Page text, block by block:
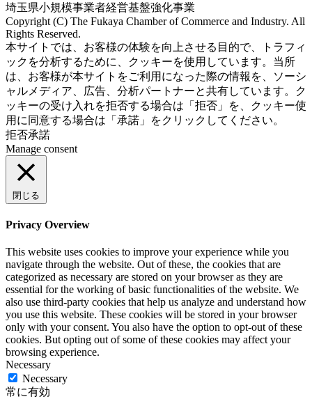
埼玉県小規模事業者経営基盤強化事業
Copyright (C) The Fukaya Chamber of Commerce and Industry. All
Rights Reserved.
Aileron Theme byThemeCot ⋅Powered byWordPress
本サイトでは、お客様の体験を向上させる目的で、トラフィ
ックを分析するために、クッキーを使用しています。当所
は、お客様が本サイトをご利用になった際の情報を、ソーシ
ャルメディア、広告、分析パートナーと共有しています。ク
ッキーの受け入れを拒否する場合は「拒否」を、クッキー使
用に同意する場合は「承諾」をクリックしてください。
拒否承諾
Manage consent
閉じる
Privacy Overview
This website uses cookies to improve your experience while you
navigate through the website. Out of these, the cookies that are
categorized as necessary are stored on your browser as they are
essential for the working of basic functionalities of the website. We
also use third-party cookies that help us analyze and understand how
you use this website. These cookies will be stored in your browser
only with your consent. You also have the option to opt-out of these
cookies. But opting out of some of these cookies may affect your
browsing experience.
Necessary
Necessary
常に有効